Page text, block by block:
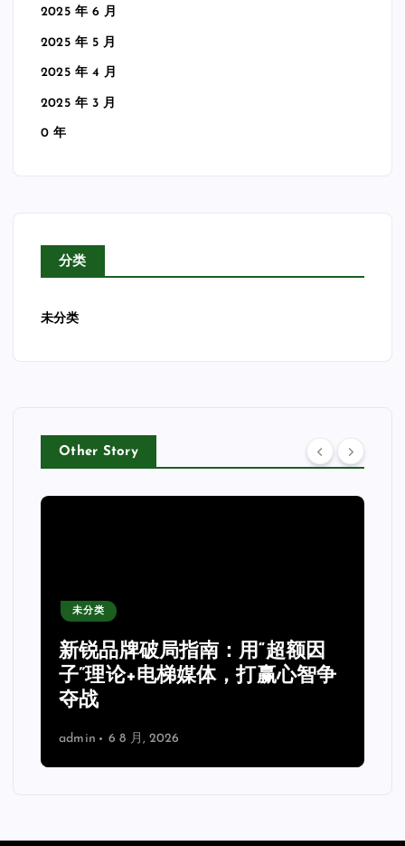
2025 年 6 月
2025 年 5 月
2025 年 4 月
2025 年 3 月
0 年
分类
未分类
Other Story
未分类
新锐品牌破局指南：用“超额因
子”理论+电梯媒体，打赢心智争
夺战
admin 6 8 月, 2026